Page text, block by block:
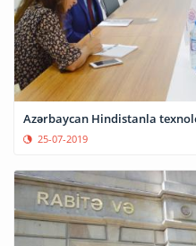
Azərbaycan Hindistanla
25-07-2019